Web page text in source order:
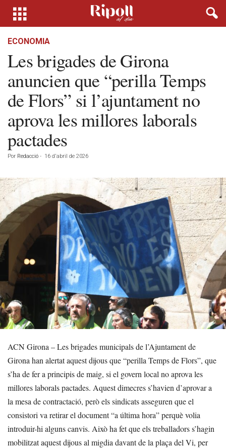
ECONOMIA
Les brigades de Girona
anuncien que “perilla Temps
de Flors” si l’ajuntament no
aprova les millores laborals
pactades
Por Redacció - 16 d'abril de 2026
ACN Girona – Les brigades municipals de l’Ajuntament de
Girona han alertat aquest dijous que “perilla Temps de Flors”, que
s’ha de fer a principis de maig, si el govern local no aprova les
millores laborals pactades. Aquest dimecres s’havien d’aprovar a
la mesa de contractació, però els sindicats asseguren que el
consistori va retirar el document “a última hora” perquè volia
introduir-hi alguns canvis. Això ha fet que els treballadors s’hagin
mobilitzat aquest dijous al migdia davant de la plaça del Vi, per